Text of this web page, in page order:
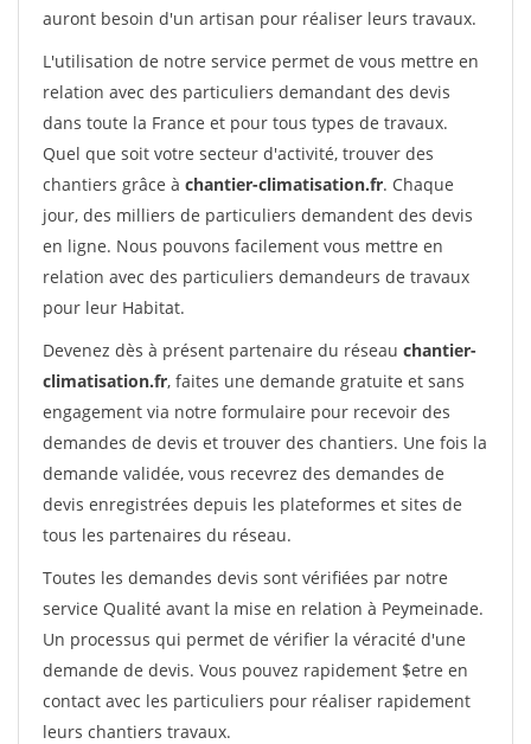
auront besoin d'un artisan pour réaliser leurs travaux.
L'utilisation de notre service permet de vous mettre en
relation avec des particuliers demandant des devis
dans toute la France et pour tous types de travaux.
Quel que soit votre secteur d'activité, trouver des
chantiers grâce à chantier-climatisation.fr. Chaque
jour, des milliers de particuliers demandent des devis
en ligne. Nous pouvons facilement vous mettre en
relation avec des particuliers demandeurs de travaux
pour leur Habitat.
Devenez dès à présent partenaire du réseau chantier-
climatisation.fr, faites une demande gratuite et sans
engagement via notre formulaire pour recevoir des
demandes de devis et trouver des chantiers. Une fois la
demande validée, vous recevrez des demandes de
devis enregistrées depuis les plateformes et sites de
tous les partenaires du réseau.
Toutes les demandes devis sont vérifiées par notre
service Qualité avant la mise en relation à Peymeinade.
Un processus qui permet de vérifier la véracité d'une
demande de devis. Vous pouvez rapidement $etre en
contact avec les particuliers pour réaliser rapidement
leurs chantiers travaux.